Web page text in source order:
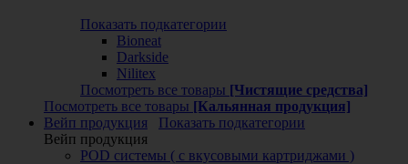
Показать подкатегории
Bioneat
Darkside
Nilitex
Посмотреть все товары [Чистящие средства]
Посмотреть все товары [Кальянная продукция]
Вейп продукция
Показать подкатегории
Вейп продукция
POD системы ( с вкусовыми картриджами )